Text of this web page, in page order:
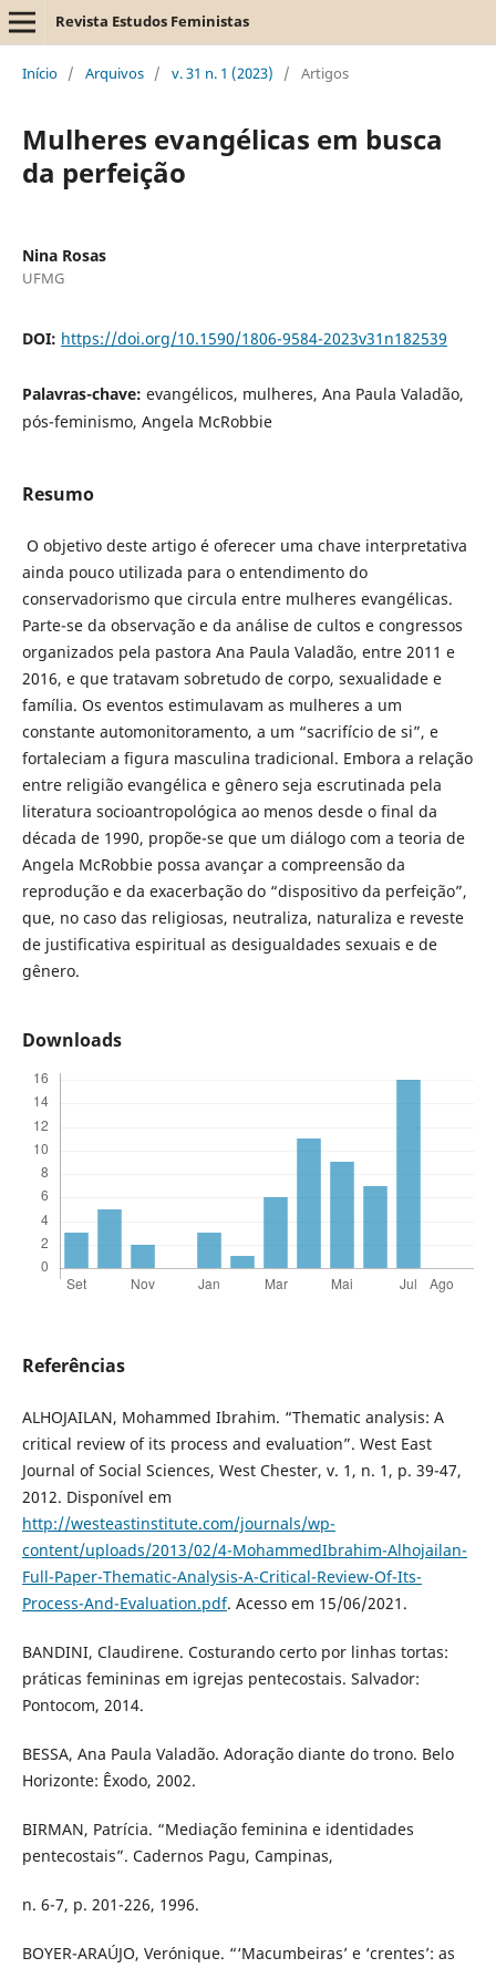
Revista Estudos Feministas
Início / Arquivos / v. 31 n. 1 (2023) / Artigos
Mulheres evangélicas em busca
da perfeição
Nina Rosas
UFMG
DOI: https://doi.org/10.1590/1806-9584-2023v31n182539
Palavras-chave: evangélicos, mulheres, Ana Paula Valadão,
pós-feminismo, Angela McRobbie
Resumo
O objetivo deste artigo é oferecer uma chave interpretativa
ainda pouco utilizada para o entendimento do
conservadorismo que circula entre mulheres evangélicas.
Parte-se da observação e da análise de cultos e congressos
organizados pela pastora Ana Paula Valadão, entre 2011 e
2016, e que tratavam sobretudo de corpo, sexualidade e
família. Os eventos estimulavam as mulheres a um
constante automonitoramento, a um “sacrifício de si”, e
fortaleciam a figura masculina tradicional. Embora a relação
entre religião evangélica e gênero seja escrutinada pela
literatura socioantropológica ao menos desde o final da
década de 1990, propõe-se que um diálogo com a teoria de
Angela McRobbie possa avançar a compreensão da
reprodução e da exacerbação do “dispositivo da perfeição”,
que, no caso das religiosas, neutraliza, naturaliza e reveste
de justificativa espiritual as desigualdades sexuais e de
gênero.
Downloads
Referências
ALHOJAILAN, Mohammed Ibrahim. “Thematic analysis: A
critical review of its process and evaluation”. West East
Journal of Social Sciences, West Chester, v. 1, n. 1, p. 39-47,
2012. Disponível em
http://westeastinstitute.com/journals/wp-
content/uploads/2013/02/4-MohammedIbrahim-Alhojailan-
Full-Paper-Thematic-Analysis-A-Critical-Review-Of-Its-
Process-And-Evaluation.pdf. Acesso em 15/06/2021.
BANDINI, Claudirene. Costurando certo por linhas tortas:
práticas femininas em igrejas pentecostais. Salvador:
Pontocom, 2014.
BESSA, Ana Paula Valadão. Adoração diante do trono. Belo
Horizonte: Êxodo, 2002.
BIRMAN, Patrícia. “Mediação feminina e identidades
pentecostais”. Cadernos Pagu, Campinas,
n. 6-7, p. 201-226, 1996.
BOYER-ARAÚJO, Verónique. “‘Macumbeiras’ e ‘crentes’: as